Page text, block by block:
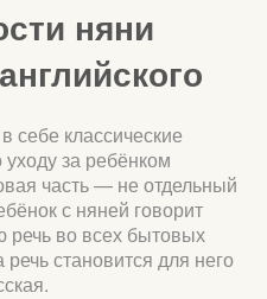
няни
себе классические
за ребёнком
часть — не отдельный
с няней говорит
речь во всех бытовых
становится для него